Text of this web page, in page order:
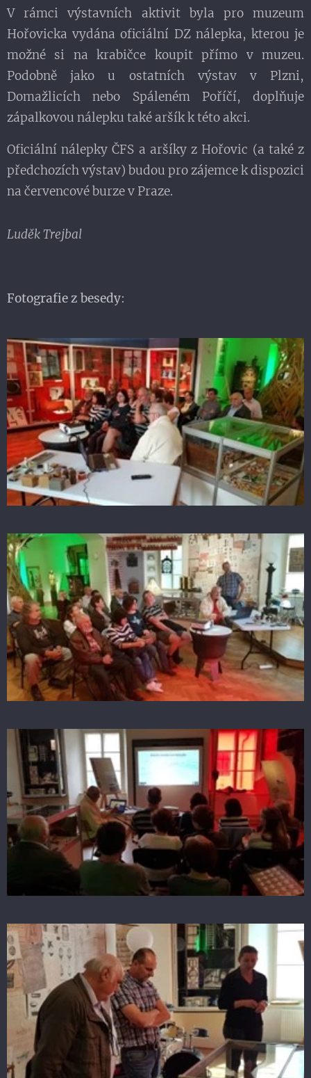
V rámci výstavních aktivit byla pro muzeum
Hořovicka vydána oficiální DZ nálepka, kterou je
možné si na krabičce koupit přímo v muzeu.
Podobně jako u ostatních výstav v Plzni,
Domažlicích nebo Spáleném Poříčí, doplňuje
zápalkovou nálepku také aršík k této akci.
Oficiální nálepky ČFS a aršíky z Hořovic (a také z
předchozích výstav) budou pro zájemce k dispozici
na červencové burze v Praze.
Luděk Trejbal
Fotografie z besedy: